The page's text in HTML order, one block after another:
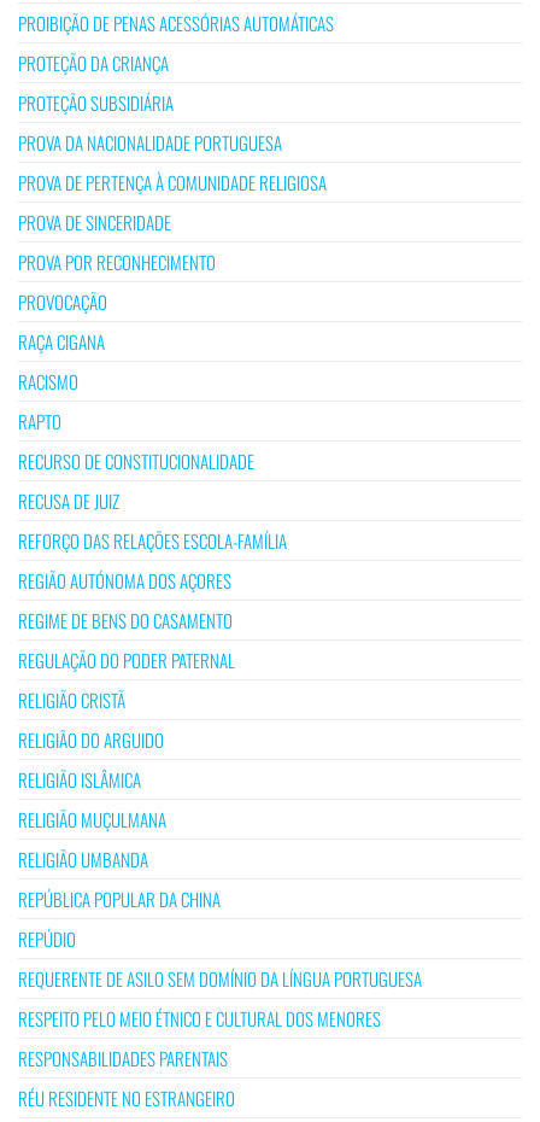
PROIBIÇÃO DE PENAS ACESSÓRIAS AUTOMÁTICAS
PROTEÇÃO DA CRIANÇA
PROTEÇÃO SUBSIDIÁRIA
PROVA DA NACIONALIDADE PORTUGUESA
PROVA DE PERTENÇA À COMUNIDADE RELIGIOSA
PROVA DE SINCERIDADE
PROVA POR RECONHECIMENTO
PROVOCAÇÃO
RAÇA CIGANA
RACISMO
RAPTO
RECURSO DE CONSTITUCIONALIDADE
RECUSA DE JUIZ
REFORÇO DAS RELAÇÕES ESCOLA-FAMÍLIA
REGIÃO AUTÓNOMA DOS AÇORES
REGIME DE BENS DO CASAMENTO
REGULAÇÃO DO PODER PATERNAL
RELIGIÃO CRISTÃ
RELIGIÃO DO ARGUIDO
RELIGIÃO ISLÂMICA
RELIGIÃO MUÇULMANA
RELIGIÃO UMBANDA
REPÚBLICA POPULAR DA CHINA
REPÚDIO
REQUERENTE DE ASILO SEM DOMÍNIO DA LÍNGUA PORTUGUESA
RESPEITO PELO MEIO ÉTNICO E CULTURAL DOS MENORES
RESPONSABILIDADES PARENTAIS
RÉU RESIDENTE NO ESTRANGEIRO